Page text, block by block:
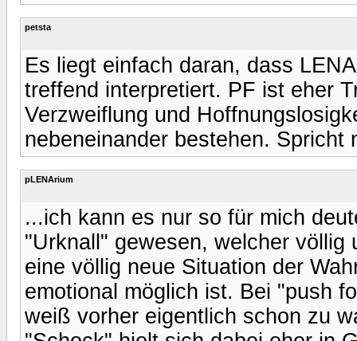
petsta
Es liegt einfach daran, dass
treffend interpretiert. PF ist eher
Verzweiflung und
nebeneinander bestehen. Spricht
pLENArium
...ich kann es nur so für mich
"Urknall" gewesen, welcher
eine völlig neue Situation der
emotional möglich ist. Bei "push
weiß vorher eigentlich schon zu